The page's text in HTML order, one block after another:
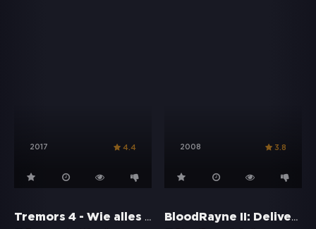
2017 4.4 2008 3.8
Tremors 4 - Wie alles begann BloodRayne II: Deliverance